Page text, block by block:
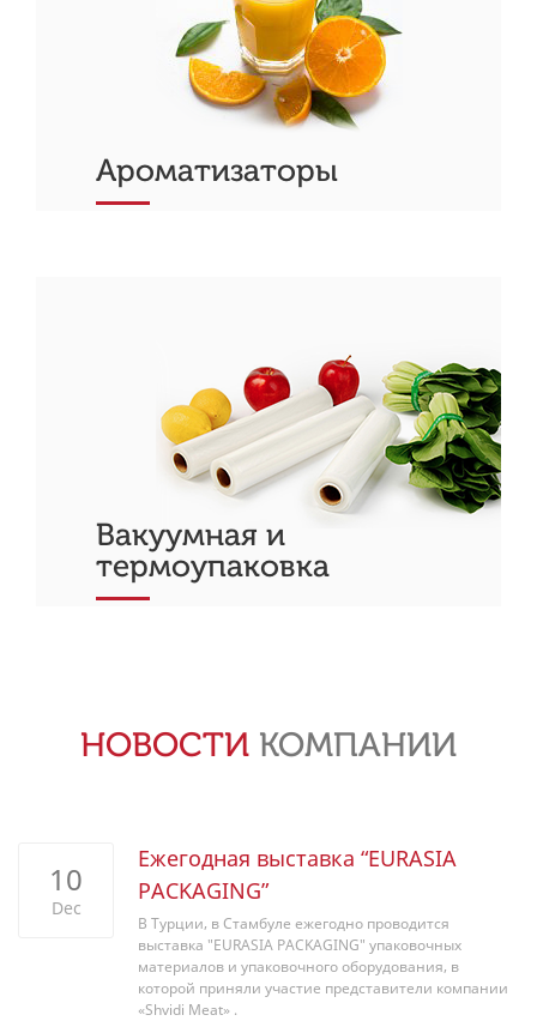
Ароматизаторы
Вакуумная и
термоупаковка
НОВОСТИ КОМПАНИИ
10
Dec
Ежегодная выставка “EURASIA
PACKAGING”
В Турции, в Стамбуле ежегодно проводится
выставка "EURASIA PACKAGING" упаковочных
материалов и упаковочного оборудования, в
которой приняли участие представители компании
«Shvidi Meat» .